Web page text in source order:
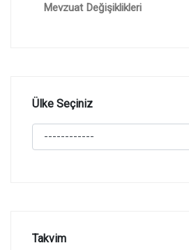
Mevzuat Değişiklikleri
Ülke Seçiniz
Takvim